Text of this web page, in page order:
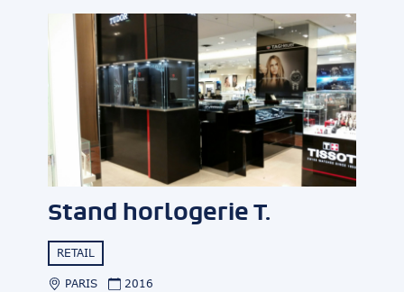
Stand horlogerie T.
RETAIL
PARIS 2016